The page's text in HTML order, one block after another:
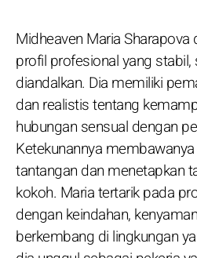
Midheaven Maria Sharapova
profil profesional yang
diandalkan. Dia memiliki
dan realistis tentang
hubungan sensual dengan
Ketekunannya
tantangan dan menetapkan
kokoh. Maria tertarik pada
dengan keindahan,
berkembang di lingkungan